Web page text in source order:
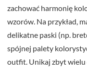
zachować harmonię
wzorów. Na przykład,
delikatne paski (np.
spójnej palety
outfit. Unikaj zbyt wielu